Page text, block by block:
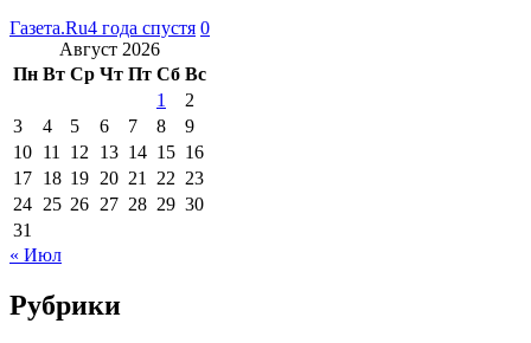
Газета.Ru4 года спустя 0
Август 2026
Пн Вт Ср Чт Пт Сб Вс
1
2
3
4 5 6 7 8
9
10 11 12 13 14 15 16
17 18 19 20 21 22 23
24 25 26 27 28 29 30
31
« Июл
Рубрики